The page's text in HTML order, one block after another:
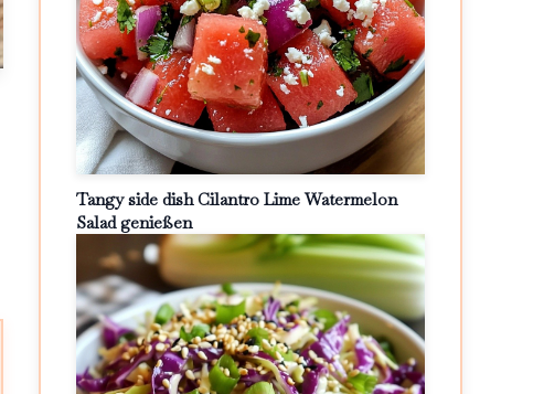
Tangy side dish Cilantro Lime Watermelon
Salad genießen